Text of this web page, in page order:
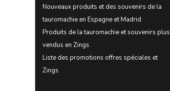
Nouveaux produits et des souvenirs de la
tauromachie en Espagne et Madrid
Produits de la tauromachie et souvenirs plus
vendus en Zings
Liste des promotions offres spéciales et
Zings